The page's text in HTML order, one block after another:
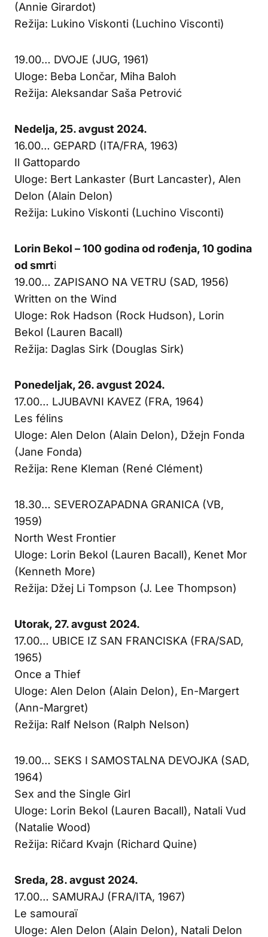
(Annie Girardot)
Režija: Lukino Viskonti (Luchino Visconti)
19.00… DVOJE (JUG, 1961)
Uloge: Beba Lončar, Miha Baloh
Režija: Aleksandar Saša Petrović
Nedelja, 25. avgust 2024.
16.00… GEPARD (ITA/FRA, 1963)
Il Gattopardo
Uloge: Bert Lankaster (Burt Lancaster), Alen
Delon (Alain Delon)
Režija: Lukino Viskonti (Luchino Visconti)
Lorin Bekol – 100 godina od rođenja, 10 godina
od smrti
19.00… ZAPISANO NA VETRU (SAD, 1956)
Written on the Wind
Uloge: Rok Hadson (Rock Hudson), Lorin
Bekol (Lauren Bacall)
Režija: Daglas Sirk (Douglas Sirk)
Ponedeljak, 26. avgust 2024.
17.00… LJUBAVNI KAVEZ (FRA, 1964)
Les félins
Uloge: Alen Delon (Alain Delon), Džejn Fonda
(Jane Fonda)
Režija: Rene Kleman (René Clément)
18.30… SEVEROZAPADNA GRANICA (VB,
1959)
North West Frontier
Uloge: Lorin Bekol (Lauren Bacall), Kenet Mor
(Kenneth More)
Režija: Džej Li Tompson (J. Lee Thompson)
Utorak, 27. avgust 2024.
17.00… UBICE IZ SAN FRANCISKA (FRA/SAD,
1965)
Once a Thief
Uloge: Alen Delon (Alain Delon), En-Margert
(Ann-Margret)
Režija: Ralf Nelson (Ralph Nelson)
19.00… SEKS I SAMOSTALNA DEVOJKA (SAD,
1964)
Sex and the Single Girl
Uloge: Lorin Bekol (Lauren Bacall), Natali Vud
(Natalie Wood)
Režija: Ričard Kvajn (Richard Quine)
Sreda, 28. avgust 2024.
17.00… SAMURAJ (FRA/ITA, 1967)
Le samouraï
Uloge: Alen Delon (Alain Delon), Natali Delon